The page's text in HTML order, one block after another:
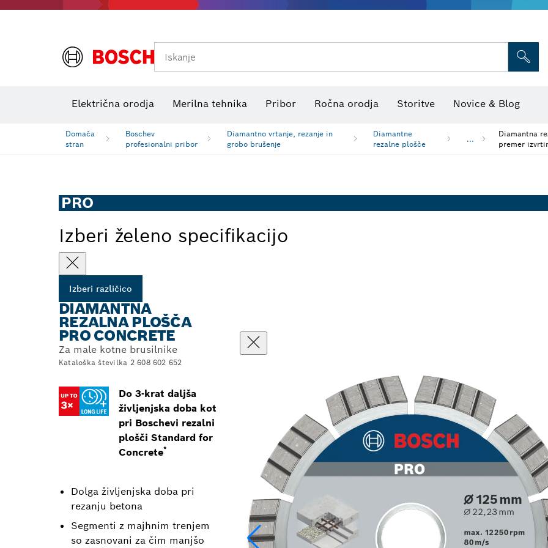
Iskanje
Električna orodja Merilna tehnika Pribor Ročna orodja Storitve Novice & Blog
Domača
stran
Boschev
profesionalni pribor
Diamantno vrtanje, rezanje in
grobo brušenje
Diamantne
rezalne plošče
...
Diamantna
premer
PRO
Izberi želeno specifikacijo
Izberi različico
DIAMANTNA
REZALNA PLOŠČA
PRO CONCRETE
Za male kotne brusilnike
Kataloška številka 2 608 602 652
Do 3-krat daljša
življenjska doba kot
pri Boschevi rezalni
plošči Standard for
Concrete*
Dolga življenjska doba pri
rezanju betona
Segmenti z majhnim trenjem
so zasnovani za čim manjšo